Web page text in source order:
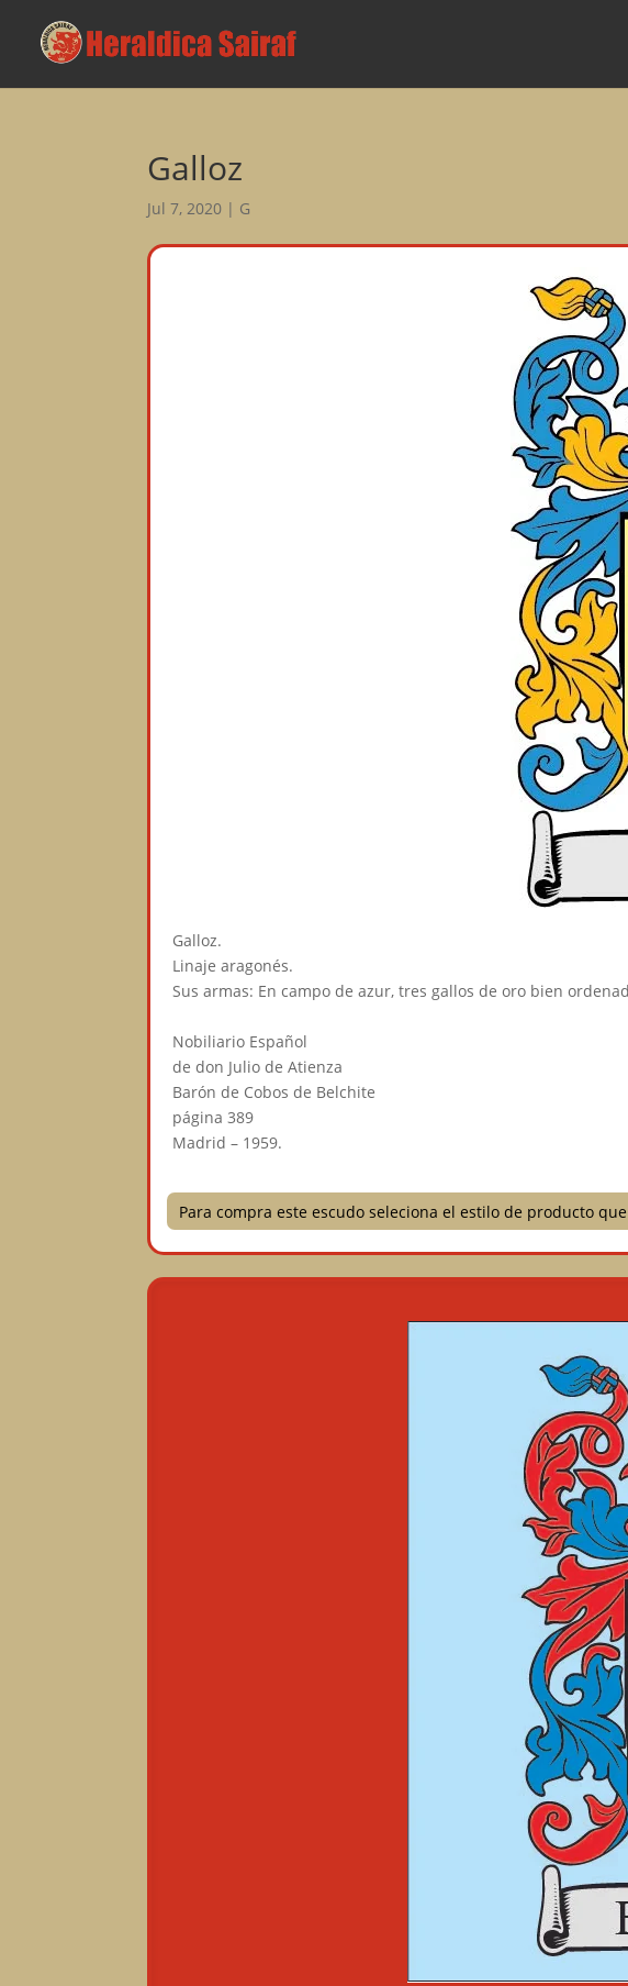
Galloz
Jul 7, 2020 | G
Galloz.⠀
Linaje aragonés.⠀
Sus armas: En campo de azur, tres gallos de oro bien
Nobiliario Español⠀
de don Julio de Atienza⠀
Barón de Cobos de Belchite⠀
página 389⠀
Madrid – 1959.⠀
Para compra este escudo seleciona el estilo de producto